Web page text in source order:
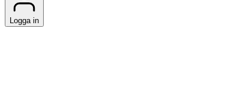
Logga in